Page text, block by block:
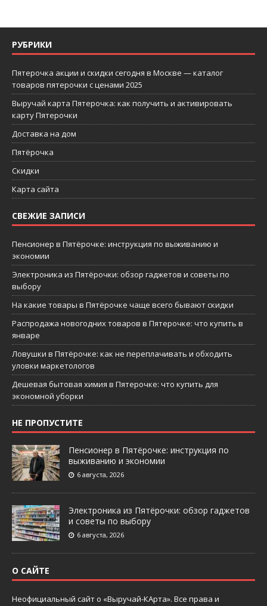
РУБРИКИ
Пятерочка акции и скидки сегодня в Москве — каталог
товаров пятерочки с ценами 2025
Выручай карта Пятерочка: как получить и активировать
карту Пятерочки
Доставка на дом
Пятёрочка
Скидки
Карта сайта
СВЕЖИЕ ЗАПИСИ
Пенсионер в Пятёрочке: инструкция по выживанию и
экономии
Электроника из Пятёрочки: обзор гаджетов и советы по
выбору
На какие товары в Пятёрочке чаще всего бывают скидки
Распродажа новогодних товаров в Пятерочке: что купить в
январе
Ловушки в Пятёрочке: как не переплачивать и обходить
уловки маркетологов
Дешевая бытовая химия в Пятерочке: что купить для
экономной уборки
НЕ ПРОПУСТИТЕ
Пенсионер в Пятёрочке: инструкция по
выживанию и экономии
6 августа, 2026
Электроника из Пятёрочки: обзор гаджетов
и советы по выбору
6 августа, 2026
О САЙТЕ
Неофициальный сайт о «Выручай-КАрта». Все права и